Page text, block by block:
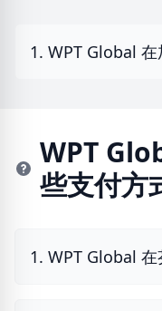
1. WPT Global
WPT
些支付方
1. WPT Global